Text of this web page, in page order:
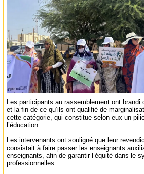
Les participants au rassemblement ont brandi
et la fin de ce qu’ils ont qualifié de
cette catégorie, qui constitue selon eux un
l’éducation.
Les intervenants ont souligné que leur
consistait à faire passer les enseignants
enseignants, afin de garantir l’équité dans le
professionnelles.